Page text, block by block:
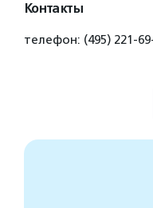
Контакты
телефон: (495) 221-